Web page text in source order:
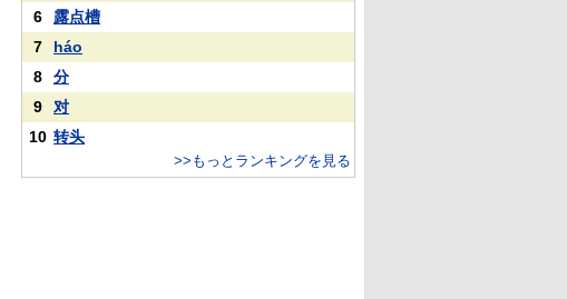
6
露点槽
7
háo
8
分
9
对
10 转头
>>もっとランキングを見る